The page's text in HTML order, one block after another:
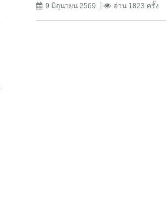
9 มิถุนายน 2569 อ่าน 1823 ครั้ง